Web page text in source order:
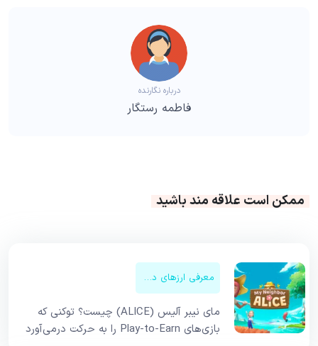
درباره نگارنده
فاطمه رستگار
ممکن است علاقه مند باشید
معرفی ارزهای دیجیتال
مای نیبر آلیس (ALICE) چیست؟ توکنی که
بازی‌های Play-to-Earn را به حرکت درمی‌آورد